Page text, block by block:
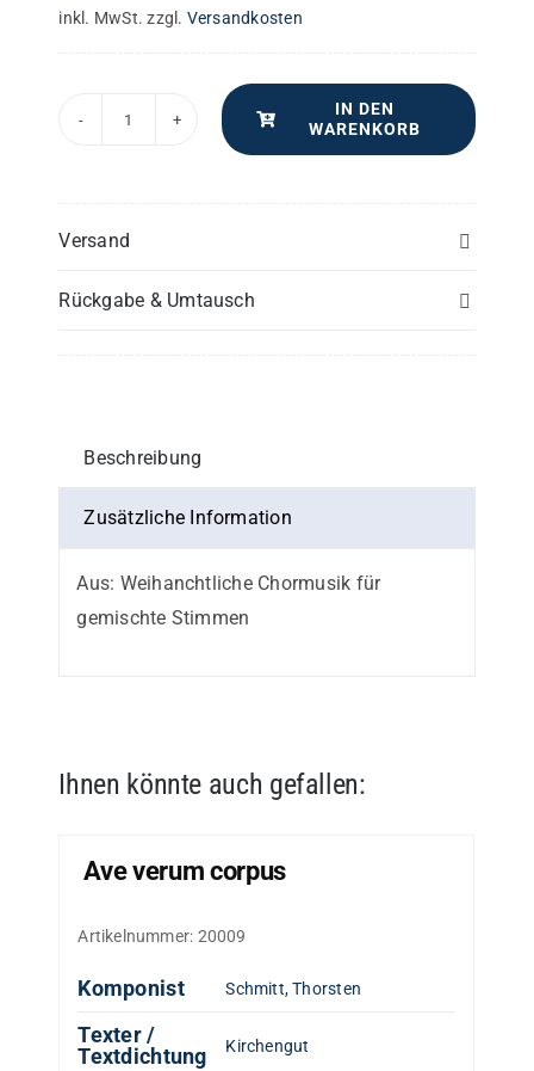
inkl. MwSt. zzgl. Versandkosten
Viola
3.
Menge
IN DEN
WARENKORB
Versand
Rückgabe & Umtausch
Beschreibung
Zusätzliche Information
Aus: Weihanchtliche Chormusik für
gemischte Stimmen
Ihnen könnte auch gefallen:
Ave verum corpus
Artikelnummer: 20009
Komponist Schmitt, Thorsten
Texter /
Textdichtung
Kirchengut